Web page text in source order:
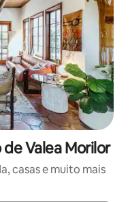
Valea Morilor
casas e muito mais